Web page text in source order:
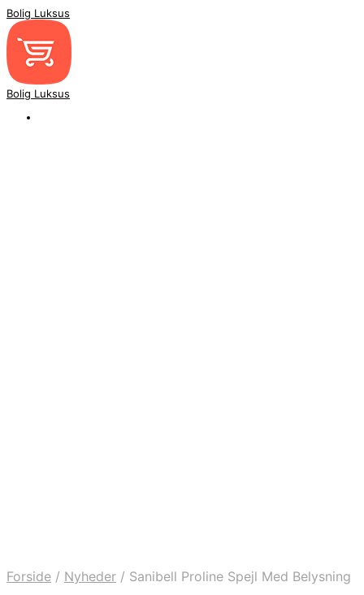
Bolig Luksus
Bolig Luksus
Forside / Nyheder / Sanibell Proline Spejl Med Belysning